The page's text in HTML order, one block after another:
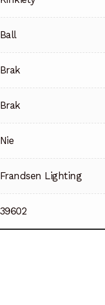
Ball
Brak
Brak
Nie
Frandsen Lighting
39602